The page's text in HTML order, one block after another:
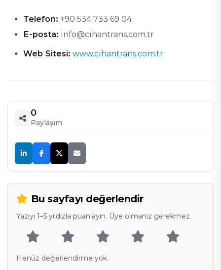
Telefon: +90 534 733 69 04
E-posta: info@cihantrans.com.tr
Web Sitesi: www.cihantrans.com.tr
0
Paylaşım
Bu sayfayı değerlendir
Yazıyı 1–5 yıldızla puanlayın. Üye olmanız gerekmez.
Henüz değerlendirme yok.